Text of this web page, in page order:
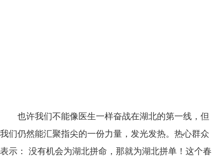
也许我们不能像医生一样奋战在湖北的第一线，但
我们仍然能汇聚指尖的一份力量，发光发热。热心群众
表示： 没有机会为湖北拼命，那就为湖北拼单！这个春